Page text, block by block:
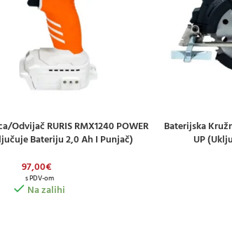
odvijač RURIS RMX1240 POWER
Bateriju 2,0 Ah I Punjač)
97,00€
s PDV-om
Na zalihi
DODAJ U
Baterijska
UP